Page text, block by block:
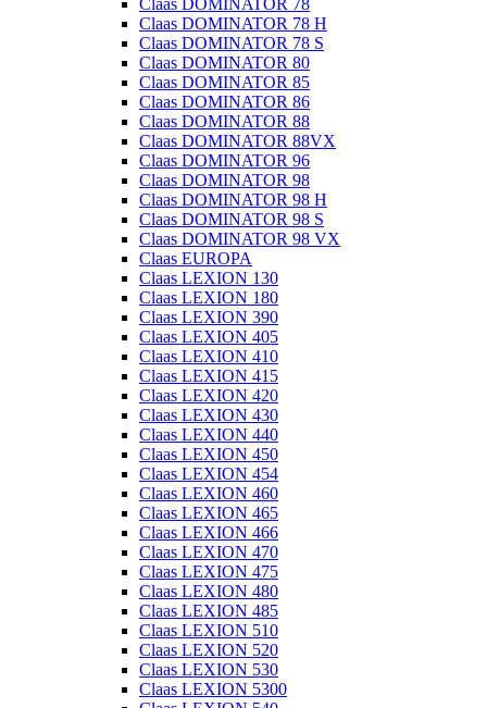
Claas DOMINATOR 78
Claas DOMINATOR 78 H
Claas DOMINATOR 78 S
Claas DOMINATOR 80
Claas DOMINATOR 85
Claas DOMINATOR 86
Claas DOMINATOR 88
Claas DOMINATOR 88VX
Claas DOMINATOR 96
Claas DOMINATOR 98
Claas DOMINATOR 98 H
Claas DOMINATOR 98 S
Claas DOMINATOR 98 VX
Claas EUROPA
Claas LEXION 130
Claas LEXION 180
Claas LEXION 390
Claas LEXION 405
Claas LEXION 410
Claas LEXION 415
Claas LEXION 420
Claas LEXION 430
Claas LEXION 440
Claas LEXION 450
Claas LEXION 454
Claas LEXION 460
Claas LEXION 465
Claas LEXION 466
Claas LEXION 470
Claas LEXION 475
Claas LEXION 480
Claas LEXION 485
Claas LEXION 510
Claas LEXION 520
Claas LEXION 530
Claas LEXION 5300